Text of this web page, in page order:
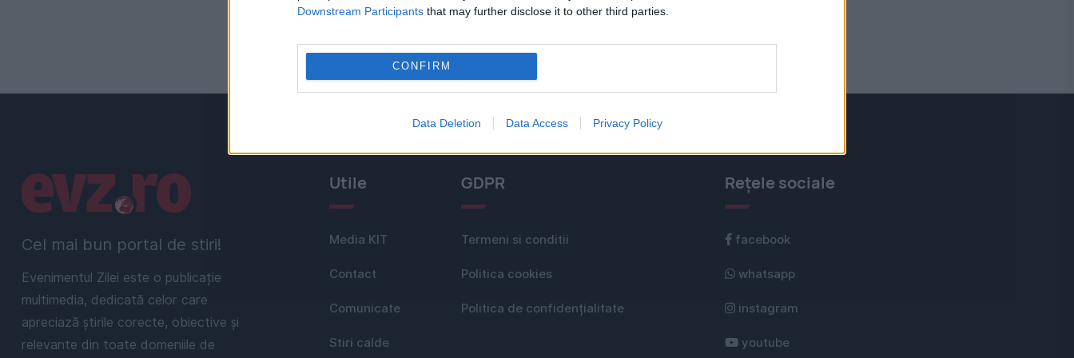
Downstream Participants that may further disclose it to other third parties.
CONFIRM
Data Deletion Data Access Privacy Policy
Cel mai bun portal de stiri!
Evenimentul Zilei este o publicație
multimedia, dedicată celor care
apreciază știrile corecte, obiective și
relevante din toate domeniile de
Linkuri utile Utile
Media KIT
Contact
Comunicate
Stiri calde
GDPR
Termeni si conditii
Politica cookies
Politica de confidențialitate
Rețele sociale
facebook
whatsapp
instagram
youtube